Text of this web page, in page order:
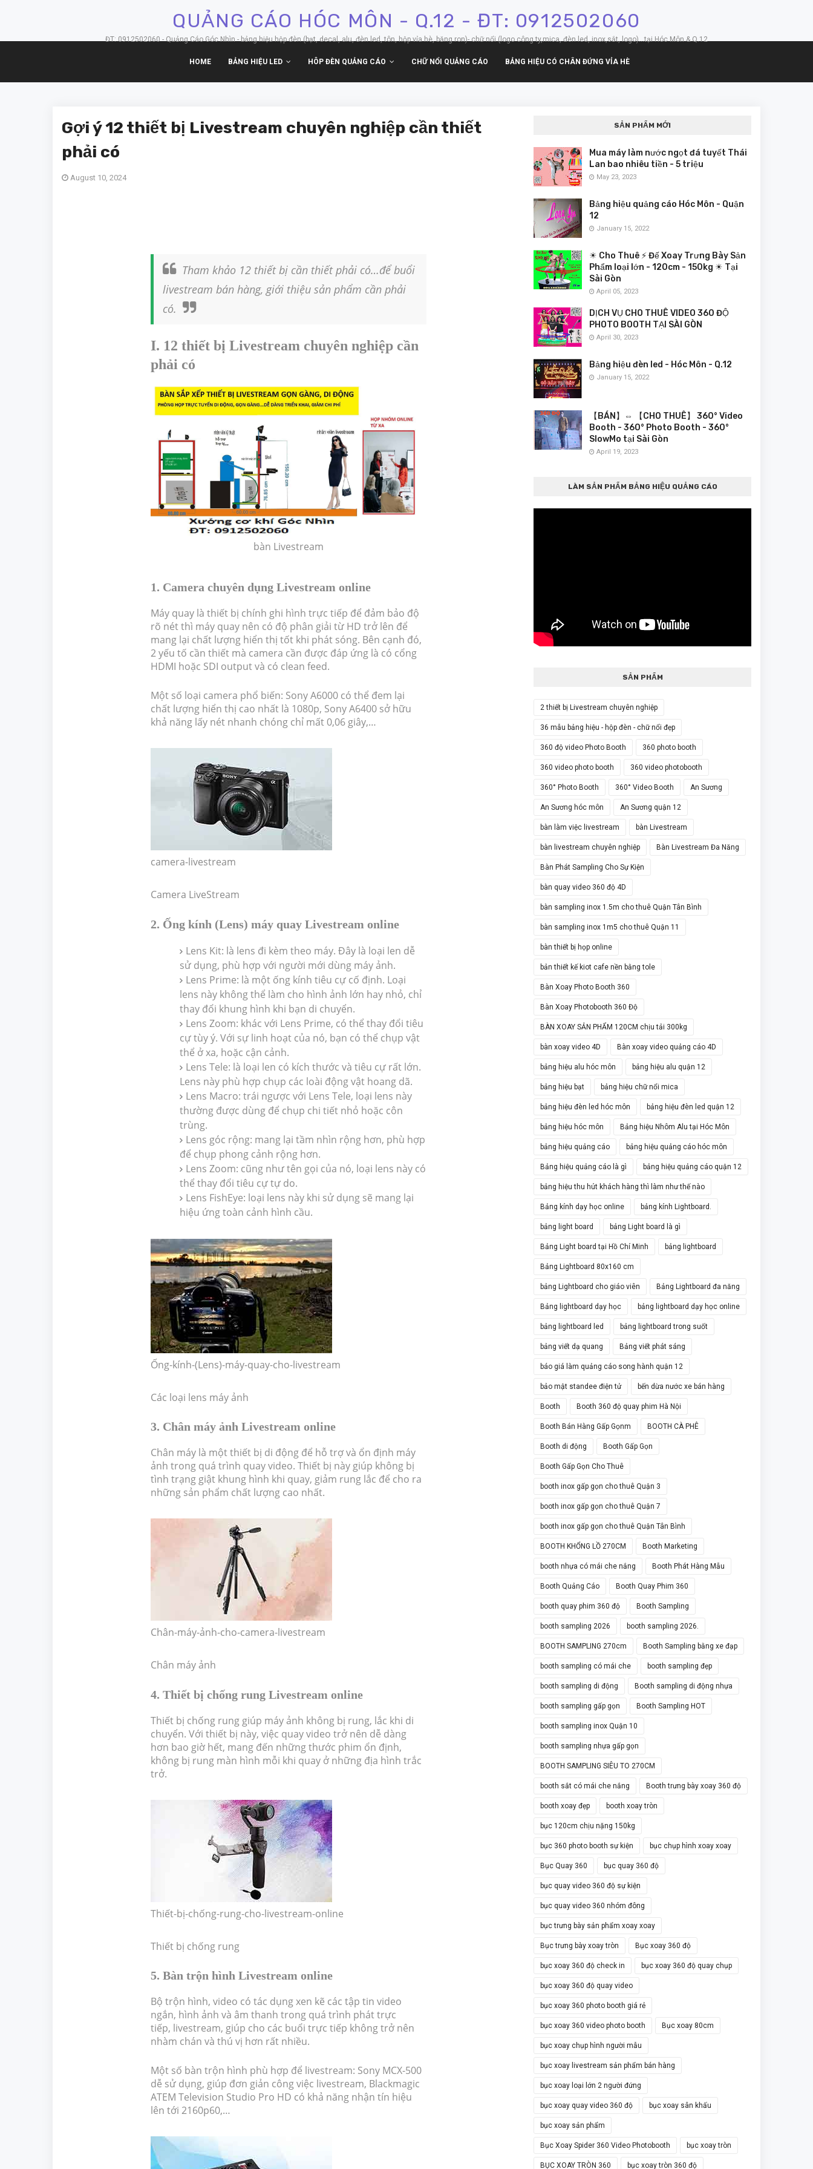
QUẢNG CÁO HÓC MÔN - Q.12 - ĐT: 0912502060
ĐT: 0912502060 - Quảng Cáo Góc Nhìn - bảng hiệu hộp đèn (bạt, decal, alu, đèn led, tôn, hộp vỉa hè, băng ron)- chữ nổi (logo công ty,mica, đèn led, inox,sắt, logo)...tại Hóc Môn & Q.12
HOME BẢNG HIỆU LED HÔP ĐÈN QUẢNG CÁO CHỮ NỔI QUẢNG CÁO BẢNG HIỆU CÓ CHÂN ĐỨNG VỈA HÈ
Gợi ý 12 thiết bị Livestream chuyên nghiệp cần thiết
phải có
August 10, 2024
Tham khảo 12 thiết bị cần thiết phải có…để buổi
livestream bán hàng, giới thiệu sản phẩm cần phải
có.
I. 12 thiết bị Livestream chuyên nghiệp cần
phải có
bàn Livestream
1. Camera chuyên dụng Livestream online
Máy quay là thiết bị chính ghi hình trực tiếp để đảm bảo độ
rõ nét thì máy quay nên có độ phân giải từ HD trở lên để
mang lại chất lượng hiển thị tốt khi phát sóng. Bên cạnh đó,
2 yếu tố cần thiết mà camera cần được đáp ứng là có cổng
HDMI hoặc SDI output và có clean feed.
Một số loại camera phổ biến: Sony A6000 có thể đem lại
chất lượng hiển thị cao nhất là 1080p, Sony A6400 sở hữu
khả năng lấy nét nhanh chóng chỉ mất 0,06 giây,…
camera-livestream
Camera LiveStream
2. Ống kính (Lens) máy quay Livestream online
Lens Kit: là lens đi kèm theo máy. Đây là loại len dễ
sử dụng, phù hợp với người mới dùng máy ảnh.
Lens Prime: là một ống kính tiêu cự cố định. Loại
lens này không thể làm cho hình ảnh lớn hay nhỏ, chỉ
thay đổi khung hình khi bạn di chuyển.
Lens Zoom: khác với Lens Prime, có thể thay đổi tiêu
cự tùy ý. Với sự linh hoạt của nó, bạn có thể chụp vật
thể ở xa, hoặc cận cảnh.
Lens Tele: là loại len có kích thước và tiêu cự rất lớn.
Lens này phù hợp chụp các loài động vật hoang dã.
Lens Macro: trái ngược với Lens Tele, loại lens này
thường được dùng để chụp chi tiết nhỏ hoặc côn
trùng.
Lens góc rộng: mang lại tầm nhìn rộng hơn, phù hợp
để chụp phong cảnh rộng hơn.
Lens Zoom: cũng như tên gọi của nó, loại lens này có
thể thay đổi tiêu cự tự do.
Lens FishEye: loại lens này khi sử dụng sẽ mang lại
hiệu ứng toàn cảnh hình cầu.
Ống-kính-(Lens)-máy-quay-cho-livestream
Các loại lens máy ảnh
3. Chân máy ảnh Livestream online
Chân máy là một thiết bị di động để hỗ trợ và ổn định máy
ảnh trong quá trình quay video. Thiết bị này giúp không bị
tình trạng giật khung hình khi quay, giảm rung lắc để cho ra
những sản phẩm chất lượng cao nhất.
Chân-máy-ảnh-cho-camera-livestream
Chân máy ảnh
4. Thiết bị chống rung Livestream online
Thiết bị chống rung giúp máy ảnh không bị rung, lắc khi di
chuyển. Với thiết bị này, việc quay video trở nên dễ dàng
hơn bao giờ hết, mang đến những thước phim ổn định,
không bị rung màn hình mỗi khi quay ở những địa hình trắc
trở.
Thiết-bị-chống-rung-cho-livestream-online
Thiết bị chống rung
5. Bàn trộn hình Livestream online
Bộ trộn hình, video có tác dụng xen kẽ các tập tin video
ngắn, hình ảnh và âm thanh trong quá trình phát trực
tiếp, livestream, giúp cho các buổi trực tiếp không trở nên
nhàm chán và thú vị hơn rất nhiều.
Một số bàn trộn hình phù hợp để livestream: Sony MCX-500
dễ sử dụng, giúp đơn giản công việc livestream, Blackmagic
ATEM Television Studio Pro HD có khả năng nhận tín hiệu
lên tới 2160p60,…
SẢN PHẨM MỚI
Mua máy làm nước ngọt đá tuyết Thái
Lan bao nhiêu tiền - 5 triệu
May 23, 2023
Bảng hiệu quảng cáo Hóc Môn - Quận
12
January 15, 2022
☀ Cho Thuê ⚡ Đế Xoay Trưng Bày Sản
Phẩm loại lớn - 120cm - 150kg ☀ Tại
Sài Gòn
April 05, 2023
DỊCH VỤ CHO THUÊ VIDEO 360 ĐỘ
PHOTO BOOTH TẠI SÀI GÒN
April 30, 2023
Bảng hiệu đèn led - Hóc Môn - Q.12
January 15, 2022
【BÁN】⇔ 【CHO THUÊ】 360° Video
Booth - 360° Photo Booth - 360°
SlowMo tại Sài Gòn
April 19, 2023
LÀM SẢN PHẨM BẢNG HIỆU QUẢNG CÁO
SẢN PHẨM
2 thiết bị Livestream chuyên nghiệp
36 mẫu bảng hiệu - hộp đèn - chữ nổi đẹp
360 độ video Photo Booth 360 photo booth
360 video photo booth 360 video photobooth
360° Photo Booth 360° Video Booth An Sương
An Sương hóc môn An Sương quận 12
bàn làm việc livestream bàn Livestream
bàn livestream chuyên nghiệp Bàn Livestream Đa Năng
Bàn Phát Sampling Cho Sự Kiện
bàn quay video 360 độ 4D
bàn sampling inox 1.5m cho thuê Quận Tân Bình
bàn sampling inox 1m5 cho thuê Quận 11
bàn thiết bị họp online
bản thiết kế kiot cafe nền bằng tole
Bàn Xoay Photo Booth 360
Bàn Xoay Photobooth 360 Độ
BÀN XOAY SẢN PHẨM 120CM chịu tải 300kg
bàn xoay video 4D Bàn xoay video quảng cáo 4D
bảng hiệu alu hóc môn bảng hiệu alu quận 12
bảng hiệu bạt bảng hiệu chữ nổi mica
bảng hiệu đèn led hóc môn bảng hiệu đèn led quận 12
bảng hiệu hóc môn Bảng hiệu Nhôm Alu tại Hóc Môn
bảng hiệu quảng cáo bảng hiệu quảng cáo hóc môn
Bảng hiệu quảng cáo là gì bảng hiệu quảng cáo quận 12
bảng hiệu thu hút khách hàng thì làm như thế nào
Bảng kính dạy học online bảng kính Lightboard.
bảng light board bảng Light board là gì
Bảng Light board tại Hồ Chí Minh bảng lightboard
Bảng Lightboard 80x160 cm
bảng Lightboard cho giáo viên Bảng Lightboard đa năng
Bảng lightboard dạy học bảng lightboard dạy học online
bảng lightboard led bảng lightboard trong suốt
bảng viết dạ quang Bảng viết phát sáng
báo giá làm quảng cáo song hành quận 12
bảo mật standee điện tử bến dừa nước xe bán hàng
Booth Booth 360 độ quay phim Hà Nội
Booth Bán Hàng Gấp Gọnm BOOTH CÀ PHÊ
Booth di động Booth Gấp Gọn
Booth Gấp Gọn Cho Thuê
booth inox gấp gọn cho thuê Quận 3
booth inox gấp gọn cho thuê Quận 7
booth inox gấp gọn cho thuê Quận Tân Bình
BOOTH KHỔNG LỒ 270CM Booth Marketing
booth nhựa có mái che nắng Booth Phát Hàng Mẫu
Booth Quảng Cáo Booth Quay Phim 360
booth quay phim 360 độ Booth Sampling
booth sampling 2026 booth sampling 2026.
BOOTH SAMPLING 270cm Booth Sampling bằng xe đạp
booth sampling có mái che booth sampling đẹp
booth sampling di động Booth sampling di động nhựa
booth sampling gấp gọn Booth Sampling HOT
booth sampling inox Quận 10
booth sampling nhựa gấp gọn
BOOTH SAMPLING SIÊU TO 270CM
booth sắt có mái che nắng Booth trưng bày xoay 360 độ
booth xoay đẹp booth xoay tròn
bục 120cm chịu nặng 150kg
bục 360 photo booth sự kiện bục chụp hình xoay xoay
Bục Quay 360 bục quay 360 độ
bục quay video 360 độ sự kiện
bục quay video 360 nhóm đông
bục trưng bày sản phẩm xoay xoay
Bục trưng bày xoay tròn Bục xoay 360 độ
bục xoay 360 độ check in bục xoay 360 độ quay chụp
bục xoay 360 độ quay video
bục xoay 360 photo booth giá rẻ
bục xoay 360 video photo booth Bục xoay 80cm
bục xoay chụp hình người mẫu
bục xoay livestream sản phẩm bán hàng
bục xoay loại lớn 2 người đứng
bục xoay quay video 360 độ bục xoay sân khấu
bục xoay sản phẩm
Bục Xoay Spider 360 Video Photobooth bục xoay tròn
BỤC XOAY TRÒN 360 bục xoay tròn 360 độ